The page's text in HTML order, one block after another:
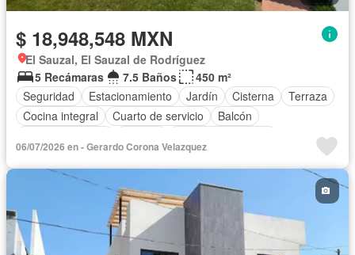
$ 18,948,548 MXN
El Sauzal, El Sauzal de Rodríguez
5 Recámaras
7.5 Baños
450 m²
Seguridad
Estacionamiento Jardín Cisterna
Terraza
Cocina integral
Cuarto de servicio
Balcón
Electricidad
Jacuzzi Agua
Cuarto de Limpieza
Televisión por cable
Chimenea
Despacho
Vista panorámica
Recámara con closet
Conserje
Completamente amueblado
06/07/2026 en - Gerardo Corona Velazquez